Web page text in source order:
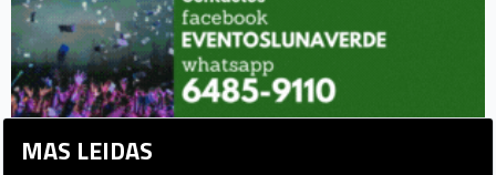
MAS LEIDAS